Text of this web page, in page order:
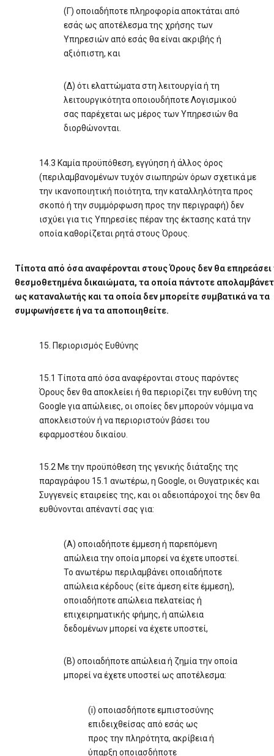
(Γ) οποιαδήποτε πληροφορία αποκτάται από
εσάς ως αποτέλεσμα της χρήσης των
Υπηρεσιών από εσάς θα είναι ακριβής ή
αξιόπιστη, και
(Δ) ότι ελαττώματα στη λειτουργία ή τη
λειτουργικότητα οποιουδήποτε Λογισμικού
σας παρέχεται ως μέρος των Υπηρεσιών θα
διορθώνονται.
14.3 Καμία προϋπόθεση, εγγύηση ή άλλος όρος
(περιλαμβανομένων τυχόν σιωπηρών όρων σχετικά με
την ικανοποιητική ποιότητα, την καταλληλότητα προς
σκοπό ή την συμμόρφωση προς την περιγραφή) δεν
ισχύει για τις Υπηρεσίες πέραν της έκτασης κατά την
οποία καθορίζεται ρητά στους Όρους.
Τίποτα από όσα αναφέρονται στους Όρους δεν θα επηρεάσει
θεσμοθετημένα δικαιώματα, τα οποία πάντοτε
ως καταναλωτής και τα οποία δεν μπορείτε συμβατικά να τα
συμφωνήσετε ή να τα αποποιηθείτε.
15. Περιορισμός Ευθύνης
15.1 Τίποτα από όσα αναφέρονται στους παρόντες
Όρους δεν θα αποκλείει ή θα περιορίζει την ευθύνη της
Google για απώλειες, οι οποίες δεν μπορούν νόμιμα να
αποκλειστούν ή να περιοριστούν βάσει του
εφαρμοστέου δικαίου.
15.2 Με την προϋπόθεση της γενικής διάταξης της
παραγράφου 15.1 ανωτέρω, η Google, οι Θυγατρικές και
Συγγενείς εταιρείες της, και οι αδειοπάροχοί της δεν θα
ευθύνονται απέναντί σας για:
(Α) οποιαδήποτε έμμεση ή παρεπόμενη
απώλεια την οποία μπορεί να έχετε υποστεί.
Το ανωτέρω περιλαμβάνει οποιαδήποτε
απώλεια κέρδους (είτε άμεση είτε έμμεση),
οποιαδήποτε απώλεια πελατείας ή
επιχειρηματικής φήμης, ή απώλεια
δεδομένων μπορεί να έχετε υποστεί,
(Β) οποιαδήποτε απώλεια ή ζημία την οποία
μπορεί να έχετε υποστεί ως αποτέλεσμα:
(i) οποιασδήποτε εμπιστοσύνης
επιδειχθείσας από εσάς ως
προς την πληρότητα, ακρίβεια ή
ύπαρξη οποιασδήποτε